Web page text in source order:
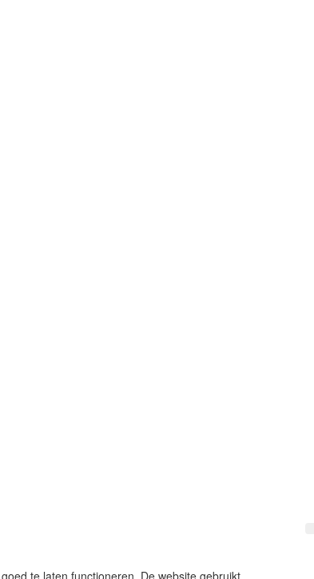
te laten functioneren. De website gebruikt